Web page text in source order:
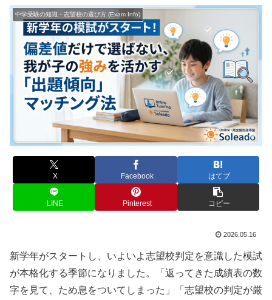
中学受験の知識・志望校の選び方 (Exam Info)
X Facebook はてブ
LINE Pinterest コピー
2026.05.16
新学年がスタートし、いよいよ志望校判定を意識した模試
が本格化する季節になりました。「返ってきた成績表の数
字を見て、ため息をついてしまった」「志望校の判定が厳